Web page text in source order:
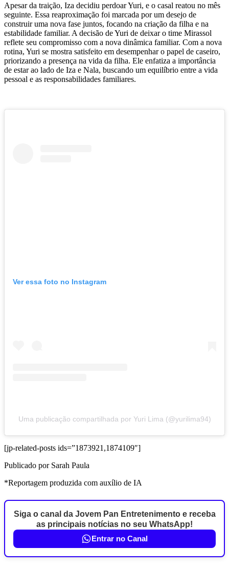
Apesar da traição, Iza decidiu perdoar Yuri, e o casal reatou no mês
seguinte. Essa reaproximação foi marcada por um desejo de
construir uma nova fase juntos, focando na criação da filha e na
estabilidade familiar. A decisão de Yuri de deixar o time Mirassol
reflete seu compromisso com a nova dinâmica familiar. Com a nova
rotina, Yuri se mostra satisfeito em desempenhar o papel de caseiro,
priorizando a presença na vida da filha. Ele enfatiza a importância
de estar ao lado de Iza e Nala, buscando um equilíbrio entre a vida
pessoal e as responsabilidades familiares.
Ver essa foto no Instagram
Uma publicação compartilhada por Yuri Lima (@yurilima94)
[jp-related-posts ids=”1873921,1874109″]
Publicado por Sarah Paula
*Reportagem produzida com auxílio de IA
Siga o canal da Jovem Pan Entretenimento e receba
as principais notícias no seu WhatsApp!
Entrar no Canal